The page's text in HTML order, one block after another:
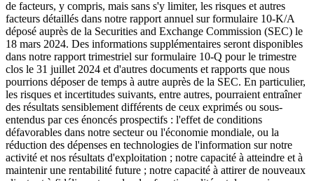
de facteurs, y compris, mais sans s'y limiter, les risques et autres
facteurs détaillés dans notre rapport annuel sur formulaire 10-K/A
déposé auprès de la Securities and Exchange Commission (SEC) le
18 mars 2024. Des informations supplémentaires seront disponibles
dans notre rapport trimestriel sur formulaire 10-Q pour le trimestre
clos le 31 juillet 2024 et d'autres documents et rapports que nous
pourrions déposer de temps à autre auprès de la SEC. En particulier,
les risques et incertitudes suivants, entre autres, pourraient entraîner
des résultats sensiblement différents de ceux exprimés ou sous-
entendus par ces énoncés prospectifs : l'effet de conditions
défavorables dans notre secteur ou l'économie mondiale, ou la
réduction des dépenses en technologies de l'information sur notre
activité et nos résultats d'exploitation ; notre capacité à atteindre et à
maintenir une rentabilité future ; notre capacité à attirer de nouveaux